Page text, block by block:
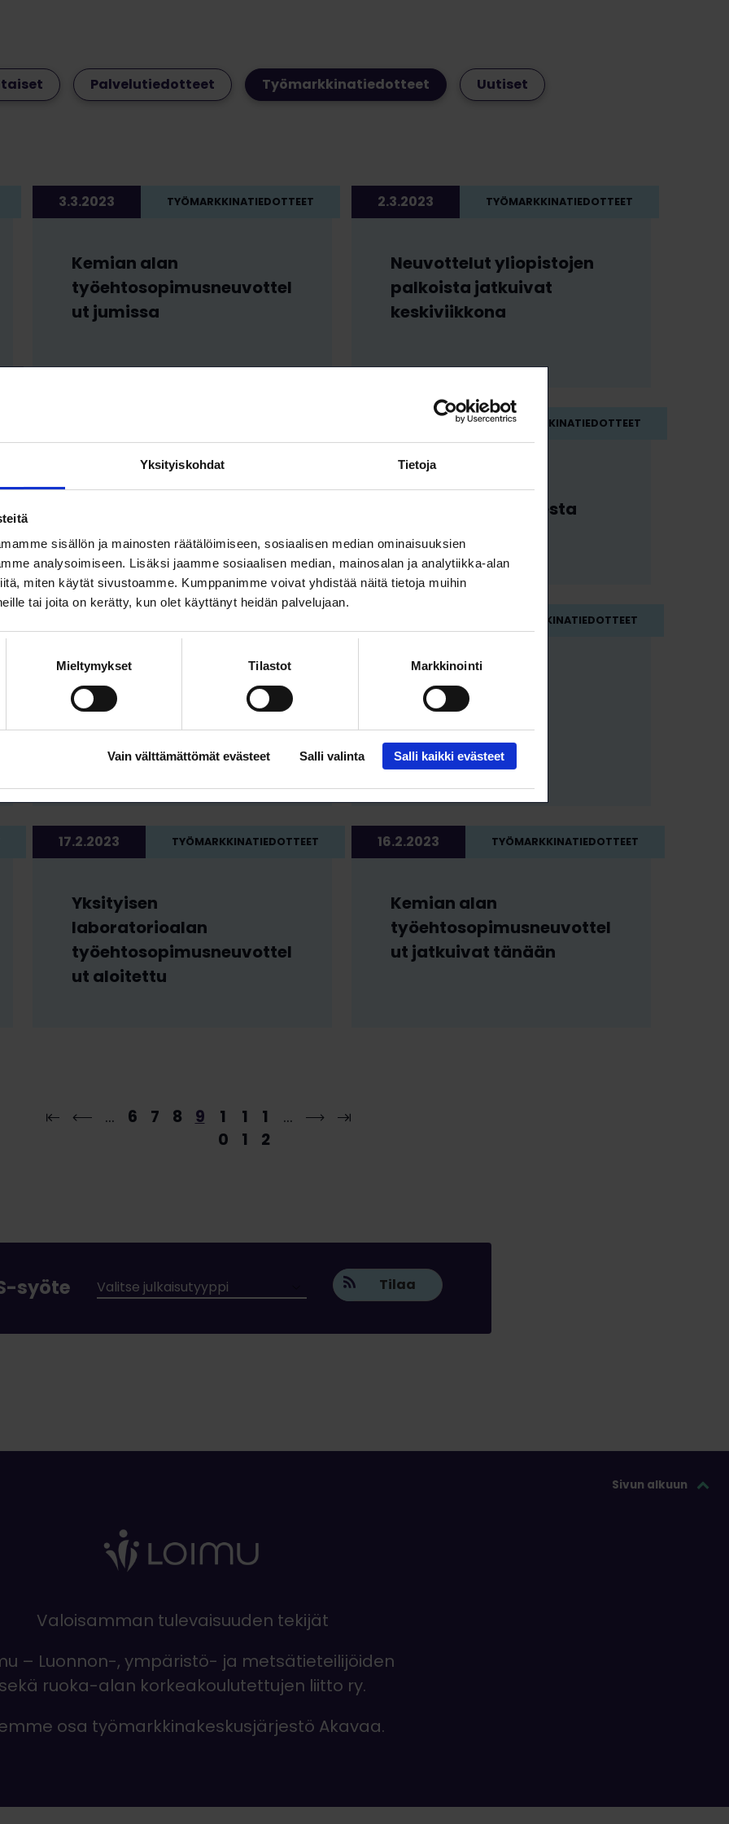
Yksityiskohdat Tietoja
sisällön ja mainosten räätälöimiseen, sosiaalisen median ominaisuuksien
analysoimiseen. Lisäksi jaamme sosiaalisen median, mainosalan ja analytiikka-alan
miten käytät sivustoamme. Kumppanimme voivat yhdistää näitä tietoja muihin
tai joita on kerätty, kun olet käyttänyt heidän palvelujaan.
Mieltymykset Tilastot Markkinointi
Vain välttämättömät evästeet Salli valinta Salli kaikki evästeet
Palvelutiedotteet Työmarkkinatiedotteet Uutiset
3.3.2023 TYÖMARKKINATIEDOTTEET
Kemian alan
työehtosopimusneuvottel
ut jumissa
2.3.2023 TYÖMARKKINATIEDOTTEET
Neuvottelut yliopistojen
palkoista jatkuivat
keskiviikkona
Valtion
hyväksytty
TYÖMARKKINATIEDOTTEET
Valtion virka- ja
työehtosopimuksesta
neuvottelutulos
Yksityisen
laboratorioalan
työehtosopimusneuvottel
ut jatkuivat
TYÖMARKKINATIEDOTTEET
Suunnittelu- ja
konsulttialan uusi
sopimus voimaan
17.2.2023 TYÖMARKKINATIEDOTTEET
Yksityisen
laboratorioalan
työehtosopimusneuvottel
ut aloitettu
16.2.2023 TYÖMARKKINATIEDOTTEET
Kemian alan
työehtosopimusneuvottel
ut jatkuivat tänään
… 6 7 8 9
1
0
1
1
1
2
…
syöte Tilaa
Sivun alkuun
Valoisamman tulevaisuuden tekijät
– Luonnon-, ympäristö- ja metsätieteilijöiden
sekä ruoka-alan korkeakoulutettujen liitto ry.
osa työmarkkinakeskusjärjestö Akavaa.